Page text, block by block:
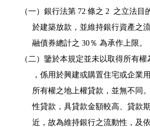
（一）銀行法第 72 條之 2  之立
於建築放款，並維持銀行資
                融債券總計之 30％ 為承作上限。
（二）鑒於本規定並未以取得所
，係用於興建或購置住宅或
所有權之地上權貸款，並無
性貸款，具貸款金額較高、
近，故為維持銀行之流動性